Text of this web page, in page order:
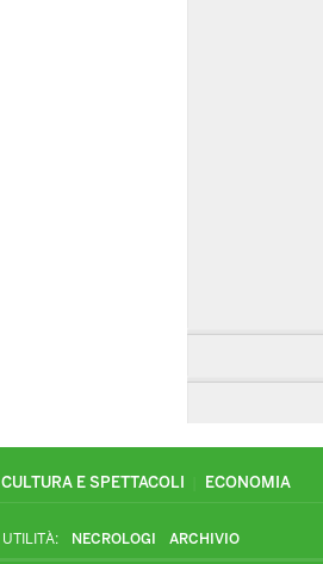
CULTURA E SPETTACOLI ECONOMIA
UTILITÀ: NECROLOGI ARCHIVIO